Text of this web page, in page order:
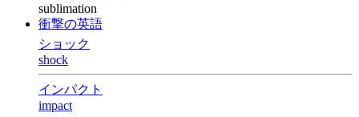
sublimation
衝撃の英語
ショック
shock
インパクト
impact